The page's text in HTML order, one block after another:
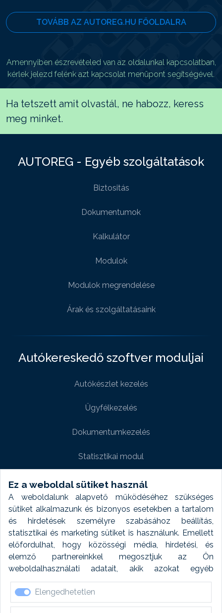
Ez a weboldal sütiket használ
A weboldalunk alapvető működéséhez szükséges
sütiket alkalmazunk és bizonyos esetekben a tartalom
és hirdetések személyre szabásához beállítás,
statisztikai és marketing sütiket is használunk. Emellett
előfordulhat, hogy közösségi média, hirdetési, és
elemző partnereinkkel megosztjuk az Ön
weboldalhasználati adatait, akik azokat egyéb
forrásokból gyűjtött adatokkal kombinálhatják. A sütik
elfogadásával kapcsolatosan naplózást végzünk és
ezen adatokat 6 hónap után automatikusan töröljük. A
Elengedhetetlen
TOVÁBB AZ AUTOREG.HU FŐOLDALRA
Amennyiben észrevételed van az oldalunkal kapcsolatban,
kérlek jelezd felénk azt kapcsolat menüpont segítségével.
Ha tetszett amit olvastál, ne habozz, keress
meg minket.
AUTOREG - Egyéb szolgáltatások
Biztositás
Dokumentumok
Kalkulátor
Modulok
Modulok megrendelése
Árak és szolgáltatásaink
Autókereskedő szoftver moduljai
Autókészlet kezelés
Ügyfélkezelés
Dokumentumkezelés
Statisztikai modul
Weboldal modul
Fényképtár extra modul
Autómosó modul
Feladatütemezés